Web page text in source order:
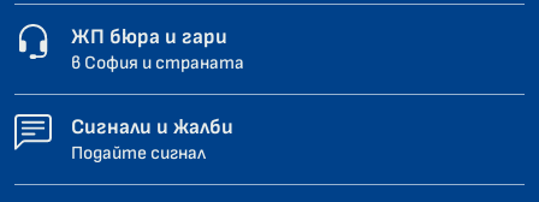
ЖП бюра и гари
в София и страната
Сигнали и жалби
Подайте сигнал